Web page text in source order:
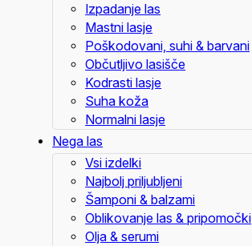
Izpadanje las
Mastni lasje
Poškodovani, suhi & barvani
Občutljivo lasišče
Kodrasti lasje
Suha koža
Normalni lasje
Nega las
Vsi izdelki
Najbolj priljubljeni
Šamponi & balzami
Oblikovanje las & pripomočki
Olja & serumi